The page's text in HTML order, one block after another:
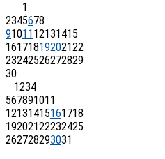
1
2345678
9101112131415
16171819202122
23242526272829
30
1234
567891011
12131415161718
19202122232425
262728293031